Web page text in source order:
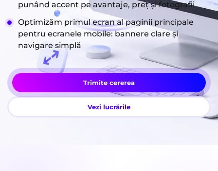
punând accent pe avantaje, preț și fotografii
Optimizăm primul ecran al paginii principale
pentru ecranele mobile: bannere clare și
navigare simplă
Trimite cererea
Vezi lucrările